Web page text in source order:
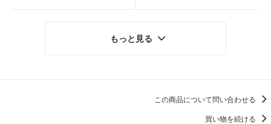
もっと見る
この商品について問い合わせる
買い物を続ける